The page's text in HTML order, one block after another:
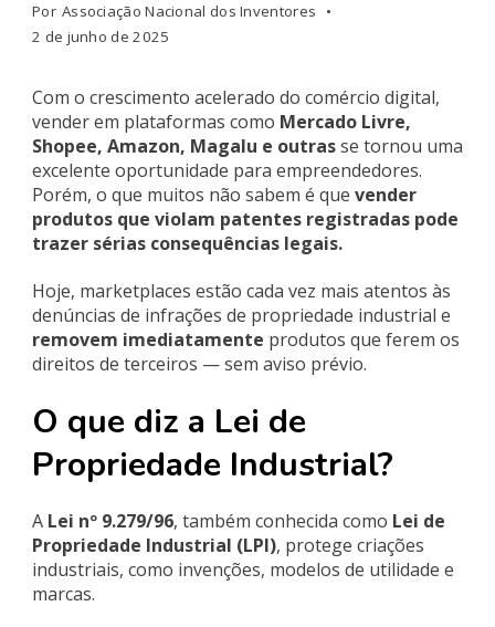
Por Associação Nacional dos Inventores
2 de junho de 2025
Com o crescimento acelerado do comércio digital,
vender em plataformas como Mercado Livre,
Shopee, Amazon, Magalu e outrasse tornou uma
excelente oportunidade para empreendedores.
Porém, o que muitos não sabem é que vender
produtos que violam patentes registradas pode
trazer sérias consequências legais.
Hoje, marketplaces estão cada vez mais atentos às
denúncias de infrações de propriedade industrial e
removem imediatamente produtos que ferem os
direitos de terceiros — sem aviso prévio.
O que diz a Lei de
Propriedade Industrial?
A Lei nº 9.279/96, também conhecida como Lei de
Propriedade Industrial (LPI), protege criações
industriais, como invenções, modelos de utilidade e
marcas.